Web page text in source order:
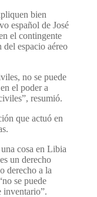
bien
español de José
el contingente
espacio aéreo
no se puede
el poder a
resumió.
que actuó en
cosa en Libia
un derecho
derecho a la
se puede
inventario”.